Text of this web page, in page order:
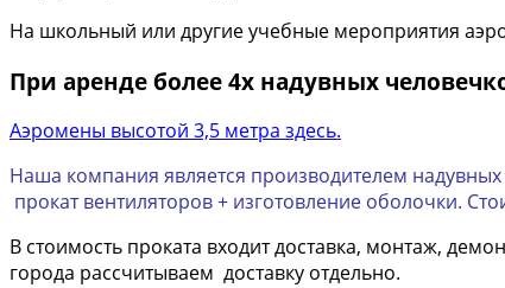
На школьный или другие учебные мероприятия
При аренде более 4х надувных
Аэромены высотой 3,5 метра здесь.
Наша компания является производителем
прокат вентиляторов + изготовление оболочки.
В стоимость проката входит доставка, монтаж,
города рассчитываем доставку отдельно.